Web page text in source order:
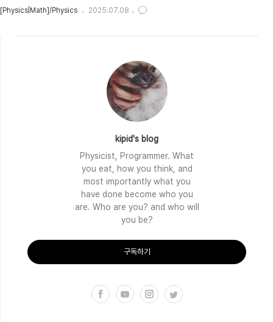
빼고는 첫 화면에서는 숨겨 (hide) 놨습니다. Show/Hide 버튼을 눌러서 펼쳐보세요.If
you want English version of this document, go to .## PH 2017-05-28 : To
[Physics|Math]/Physics 2025.07.08
kipid's blog
Physicist, Programmer. What
you eat, how you think, and
most importantly what you
have done become who you
are. Who are you? and who will
you be?
구독하기